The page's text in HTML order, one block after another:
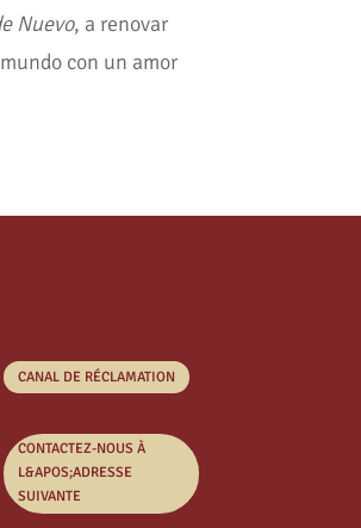
Nuevo, a renovar
con un amor
CANAL DE RÉCLAMATION
CONTACTEZ-NOUS À
L&APOS;ADRESSE
SUIVANTE